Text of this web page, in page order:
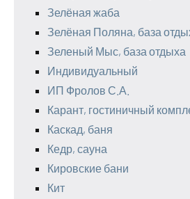
Зелёная жаба
Зелёная Поляна, база
Зеленый Мыс, база отдыха
Индивидуальный
ИП Фролов С.А.
Карант, гостиничный
Каскад, баня
Кедр, сауна
Кировские бани
Кит